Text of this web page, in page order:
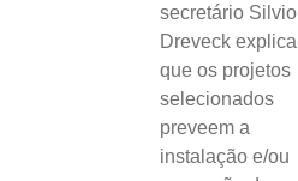
secretário Silvio
Dreveck explica
que os projetos
selecionados
preveem a
instalação e/ou